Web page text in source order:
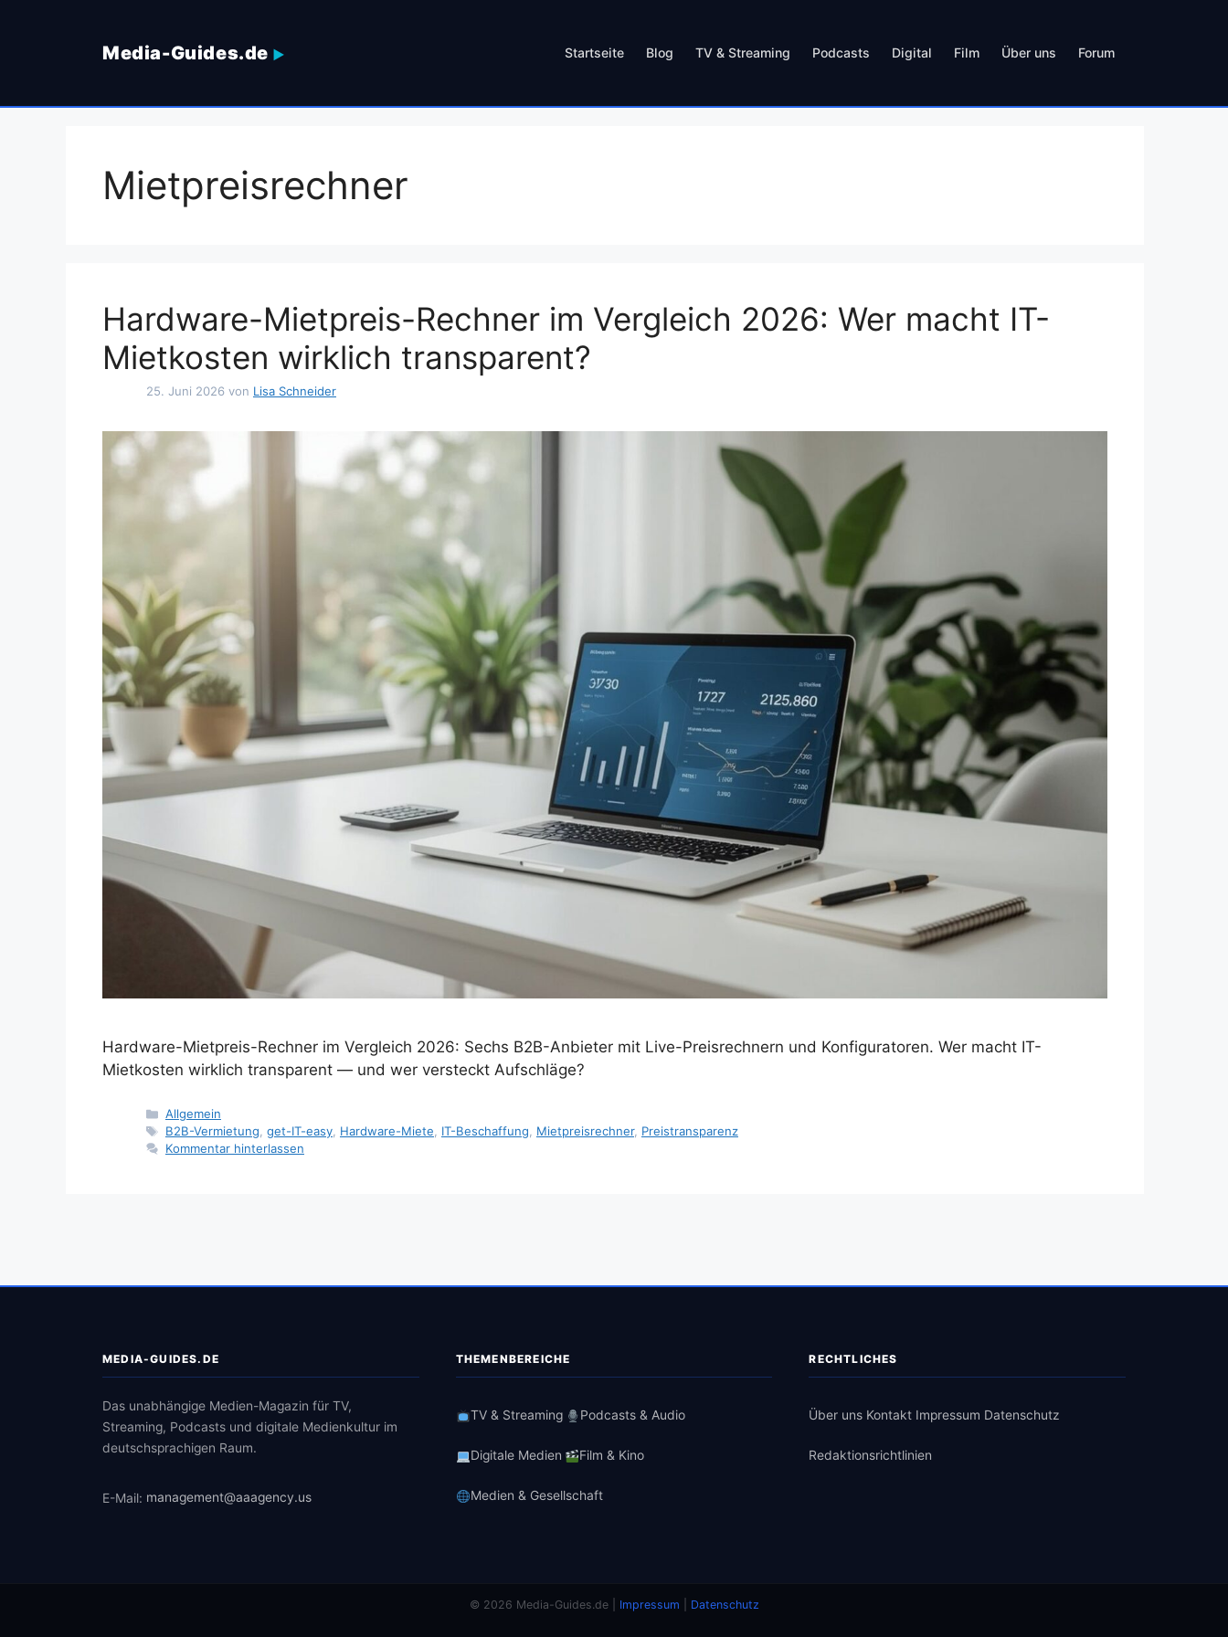
Media-Guides.de Startseite Blog TV & Streaming Podcasts Digital Film Über uns Forum
Mietpreisrechner
Hardware-Mietpreis-Rechner im Vergleich 2026: Wer macht IT-
Mietkosten wirklich transparent?
25. Juni 2026 von Lisa Schneider
Hardware-Mietpreis-Rechner im Vergleich 2026: Sechs B2B-Anbieter mit Live-Preisrechnern und Konfiguratoren. Wer macht IT-
Mietkosten wirklich transparent — und wer versteckt Aufschläge?
Kategorien
Allgemein
Schlagwörter
B2B-Vermietung, get-IT-easy, Hardware-Miete, IT-Beschaffung, Mietpreisrechner, Preistransparenz
Kommentar hinterlassen
MEDIA-GUIDES.DE
Das unabhängige Medien-Magazin für TV,
Streaming, Podcasts und digitale Medienkultur im
deutschsprachigen Raum.
E-Mail: management@aaagency.us
THEMENBEREICHE
TV & Streaming Podcasts & Audio
Digitale Medien Film & Kino
Medien & Gesellschaft
RECHTLICHES
Über uns Kontakt Impressum Datenschutz
Redaktionsrichtlinien
© 2026 Media-Guides.de | Impressum Datenschutz